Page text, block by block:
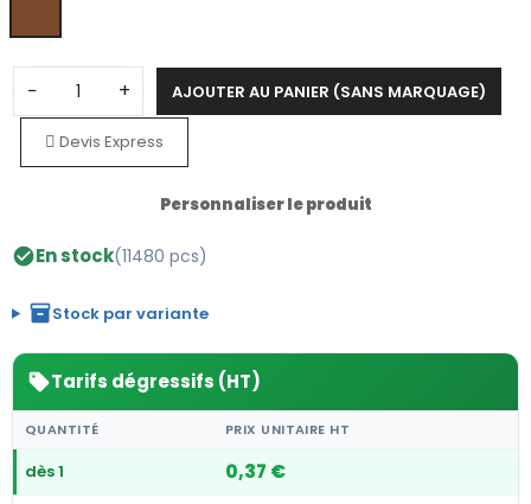
− + AJOUTER AU PANIER (SANS MARQUAGE)
Devis Express
Personnaliser le produit
check_circleEn stock(11480 pcs)
inventory_2Stock par variante
sellTarifs dégressifs (HT)
QUANTITÉ PRIX UNITAIRE HT
dès 1 0,37 €